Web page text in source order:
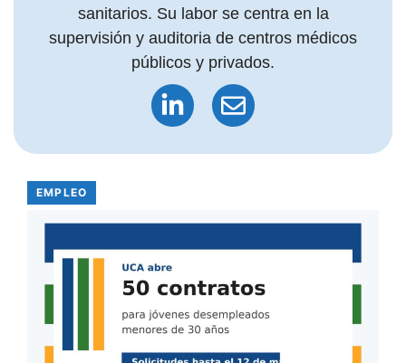
sanitarios. Su labor se centra en la
supervisión y auditoria de centros médicos
públicos y privados.
EMPLEO